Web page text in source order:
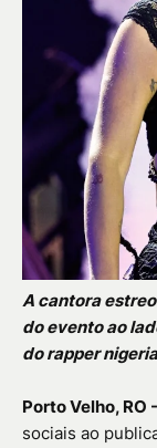
A cantora
do evento ao
do rapper
Porto Velho, RO -
sociais ao